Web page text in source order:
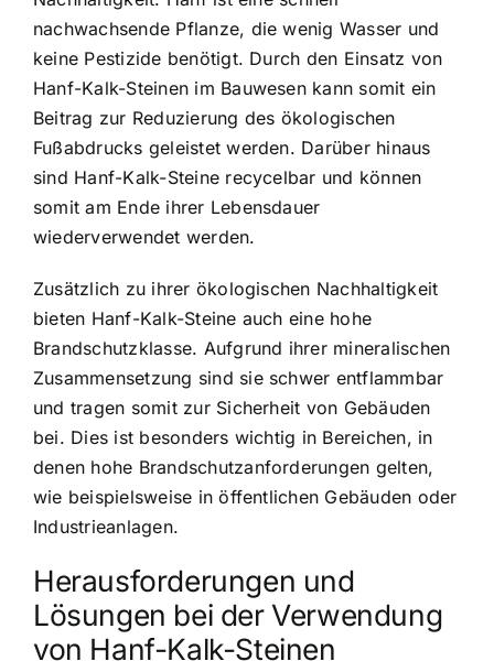
nachwachsende Pflanze, die wenig Wasser und
keine Pestizide benötigt. Durch den Einsatz von
Hanf-Kalk-Steinen im Bauwesen kann somit ein
Beitrag zur Reduzierung des ökologischen
Fußabdrucks geleistet werden. Darüber hinaus
sind Hanf-Kalk-Steine recycelbar und können
somit am Ende ihrer Lebensdauer
wiederverwendet werden.
Zusätzlich zu ihrer ökologischen Nachhaltigkeit
bieten Hanf-Kalk-Steine auch eine hohe
Brandschutzklasse. Aufgrund ihrer mineralischen
Zusammensetzung sind sie schwer entflammbar
und tragen somit zur Sicherheit von Gebäuden
bei. Dies ist besonders wichtig in Bereichen, in
denen hohe Brandschutzanforderungen gelten,
wie beispielsweise in öffentlichen Gebäuden oder
Industrieanlagen.
Herausforderungen und
Lösungen bei der Verwendung
von Hanf-Kalk-Steinen